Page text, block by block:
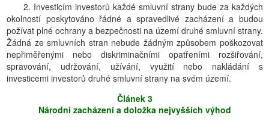
2. Investicím investorů každé smluvní strany bude za každých
okolností poskytováno řádné a spravedlivé zacházení a budou
požívat plné ochrany a bezpečnosti na území druhé smluvní strany.
Žádná ze smluvních stran nebude žádným způsobem poškozovat
nepřiměřenými nebo diskriminačními opatřeními rozšiřování,
spravování, udržování, užívání, využití nebo nakládání s
investicemi investorů druhé smluvní strany na svém území.
Článek 3
Národní zacházení a doložka nejvyšších výhod